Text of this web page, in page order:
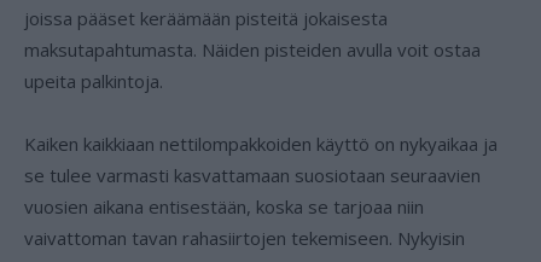
joissa pääset keräämään pisteitä jokaisesta
maksutapahtumasta. Näiden pisteiden avulla voit ostaa
upeita palkintoja.
Kaiken kaikkiaan nettilompakkoiden käyttö on nykyaikaa ja
se tulee varmasti kasvattamaan suosiotaan seuraavien
vuosien aikana entisestään, koska se tarjoaa niin
vaivattoman tavan rahasiirtojen tekemiseen. Nykyisin